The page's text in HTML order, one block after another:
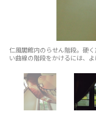
仁風閣館内のらせん階段。硬
い曲線の階段をかけるには、